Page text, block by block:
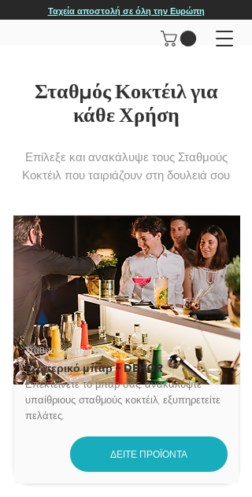
Ταχεία αποστολή σε όλη την Ευρώπη
Σταθμός Κοκτέιλ για
κάθε Χρήση
Επίλεξε και ανακάλυψε τους Σταθμούς
Κοκτέιλ που ταιριάζουν στη δουλειά σου
Σταθμοί κοκτέιλ για
Εξωτερικό μπαρ - DEHOR
Επεκτείνετε το μπαρ σας: ανακαλύψτε
υπαίθριους σταθμούς κοκτέιλ, εξυπηρετείτε
πελάτες.
ΔΕΙΤΕ ΠΡΟΪΟΝΤΑ